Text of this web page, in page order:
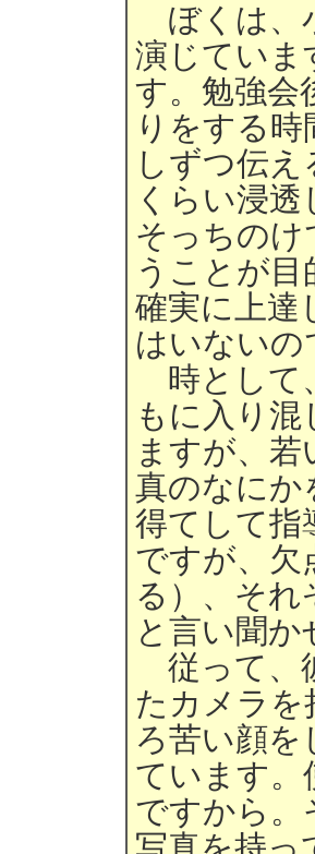
ぼくは、
演じていま
す。勉強会
りをする
しずつ伝
くらい浸
そっちのけ
うことが
確実に上達
はいないの
時として
もに入り
ますが、
真のなにか
得てして指
ですが、欠
る）、そ
と言い聞
従って、
たカメラを
ろ苦い顔を
ています。
ですから。